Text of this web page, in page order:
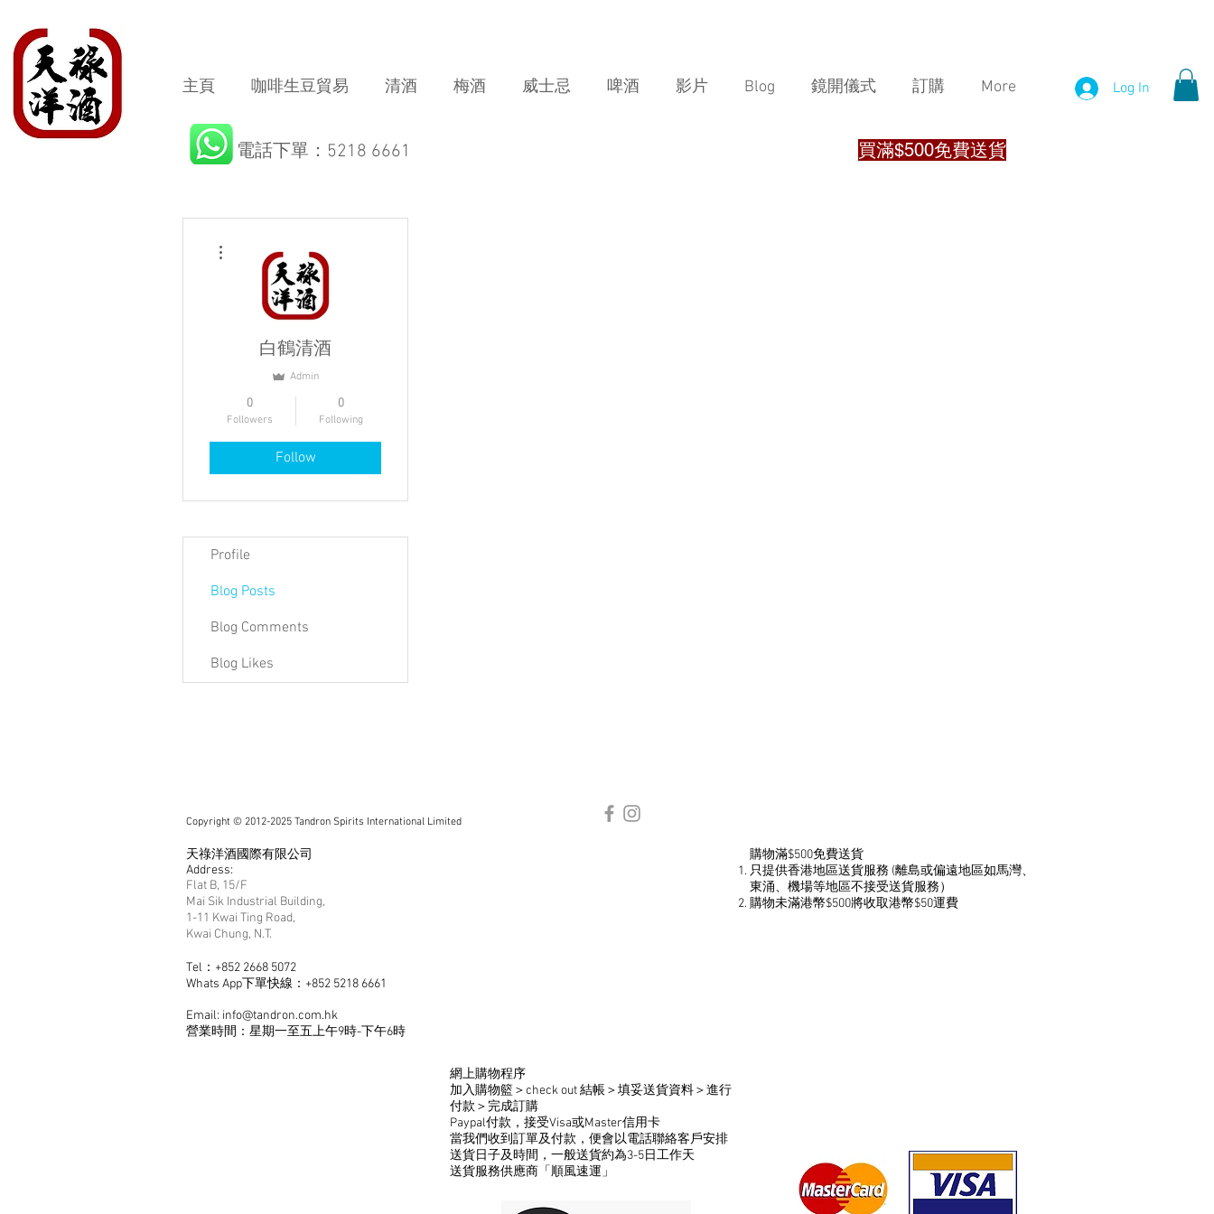
主頁 咖啡生豆貿易 清酒 梅酒 威士忌 啤酒 影片 Blog 鏡開儀式 訂購 More Log In
電話下單：5218 6661 買滿$500免費送貨
白鶴清酒
Admin
0
Followers
0
Following
Follow
Profile
Blog Posts
Blog Comments
Blog Likes
Copyright © 2012-2025 Tandron Spirits International Limited
天祿洋酒國際有限公司
Address:
Flat B, 15/F
Mai Sik Industrial Building,
1-11 Kwai Ting Road,
Kwai Chung, N.T.
Tel：+852 2668 5072
Whats App下單快線：+852 5218 6661
Email: info@tandron.com.hk
​營業時間：星期一至五上午9時-下午6時
網上購物程序
​加入購物籃＞check out 結帳＞填妥送貨資料＞進行
付款＞完成訂購
Paypal付款，接受Visa或Master信用卡
當我們收到訂單及付款，便會以電話聯絡客戶安排
送貨日子及時間，一般送貨約為3-5日工作天
送貨服務供應商「順風速運」
​購物滿$500免費送貨
​只提供香港地區送貨服務 (離島或偏遠地區如馬灣、
東涌、機場等地區不接受送貨服務）
​購物未滿港幣$500將收取港幣$50運費